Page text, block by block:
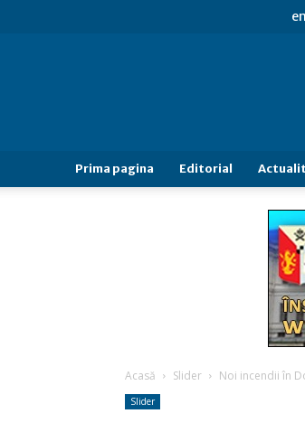
Prima pagina Editorial
Acasă Slider Noi incendii în
Slider